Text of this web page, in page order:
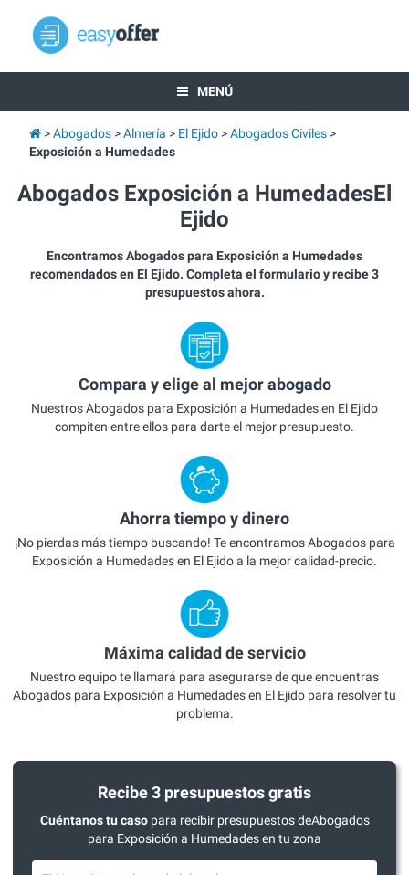
MENÚ
Abogados Almería El Ejido
Abogados Civiles
Exposición a Humedades
Abogados Exposición a HumedadesEl
Ejido
Encontramos Abogados para Exposición a Humedades
recomendados en El Ejido. Completa el formulario y recibe 3
presupuestos ahora.
Compara y elige al mejor abogado
Nuestros Abogados para Exposición a Humedades en El Ejido
compiten entre ellos para darte el mejor presupuesto.
Ahorra tiempo y dinero
¡No pierdas más tiempo buscando! Te encontramos Abogados para
Exposición a Humedades en El Ejido a la mejor calidad-precio.
Máxima calidad de servicio
Nuestro equipo te llamará para asegurarse de que encuentras
Abogados para Exposición a Humedades en El Ejido para resolver tu
problema.
Recibe 3 presupuestos gratis
Cuéntanos tu casopara recibir presupuestos deAbogados
para Exposición a Humedades en tu zona